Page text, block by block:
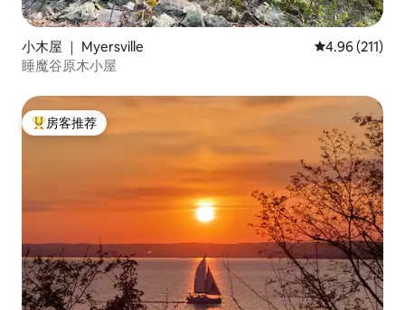
小木屋 ｜ Myersville 平均评分 4.96
4.96 (211)
睡魔谷原木小屋
热门「房客推荐」
房客推荐